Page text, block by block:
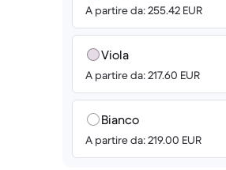
A partire da: 255.42 EUR
Viola
A partire da: 217.60 EUR
Bianco
A partire da: 219.00 EUR